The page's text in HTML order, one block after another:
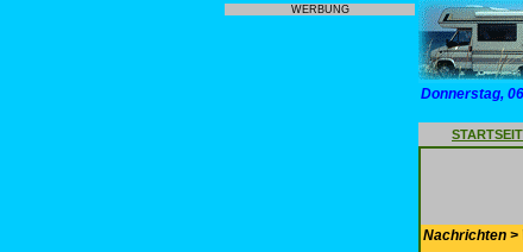
WERBUNG
Donnerstag,
Nachrichten >